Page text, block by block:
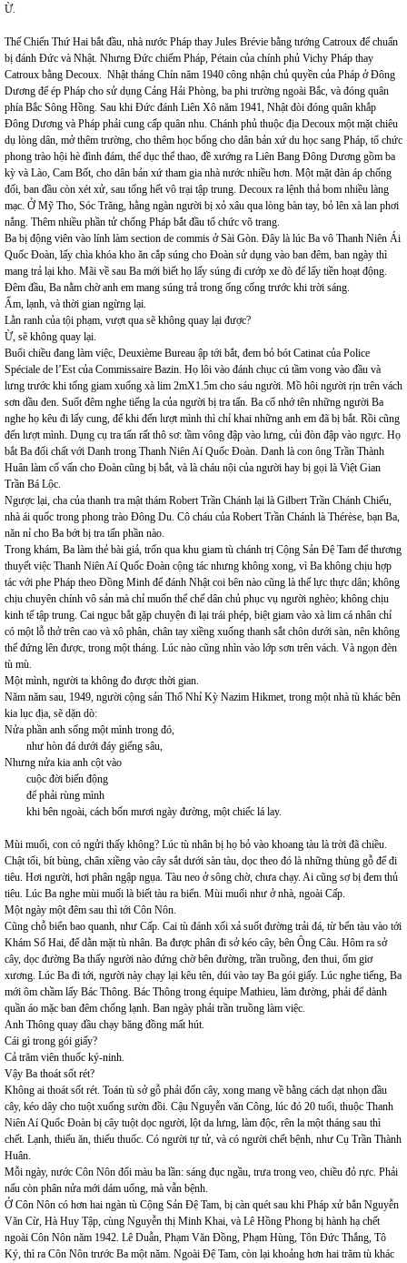
Ừ.
Thế Chiến Thứ Hai bắt đầu, nhà nước Pháp thay Jules Brévie bằng tướng Catroux để chuẩn
bị đánh Đức và Nhật. Nhưng Đức chiếm Pháp, Pétain của chính phủ Vichy Pháp thay
Catroux bằng Decoux. Nhật tháng Chín năm 1940 công nhận chủ quyền của Pháp ở Đông
Dương để ép Pháp cho sử dụng Cảng Hải Phòng, ba phi trường ngoài Bắc, và đóng quân
phía Bắc Sông Hồng. Sau khi Đức đánh Liên Xô năm 1941, Nhật đòi đóng quân khắp
Đông Dương và Pháp phải cung cấp quân nhu. Chánh phủ thuộc địa Decoux một mặt chiêu
dụ lòng dân, mở thêm trường, cho thêm học bổng cho dân bản xứ du học sang Pháp, tổ chức
phong trào hội hè đình đám, thể dục thể thao, đề xướng ra Liên Bang Đông Dương gồm ba
kỳ và Lào, Cam Bốt, cho dân bản xứ tham gia nhà nước nhiều hơn. Một mặt đàn áp chống
đối, ban đầu còn xét xử, sau tống hết vô trại tập trung. Decoux ra lệnh thả bom nhiều làng
mạc. Ở Mỹ Tho, Sóc Trăng, hằng ngàn người bị xỏ xâu qua lòng bàn tay, bỏ lên xà lan phơi
nắng. Thêm nhiều phần tử chống Pháp bắt đầu tổ chức võ trang.
Ba bị động viên vào lính làm section de commis ở Sài Gòn. Đây là lúc Ba vô Thanh Niên Ái
Quốc Đoàn, lấy chìa khóa kho ăn cắp súng cho Đoàn sử dụng vào ban đêm, ban ngày thì
mang trả lại kho. Mãi về sau Ba mới biết họ lấy súng đi cướp xe đò để lấy tiền hoạt động.
Đêm đầu, Ba nằm chờ anh em mang súng trả trong ống cống trước khi trời sáng.
Ẩm, lạnh, và thời gian ngừng lại.
Lằn ranh của tội phạm, vượt qua sẽ không quay lại được?
Ừ, sẽ không quay lại.
Buổi chiều đang làm việc, Deuxième Bureau ập tới bắt, đem bỏ bót Catinat của Police
Spéciale de l’Est của Commissaire Bazin. Họ lôi vào đánh chục cú tầm vong vào đầu và
lưng trước khi tống giam xuống xà lim 2mX1.5m cho sáu người. Mồ hôi người rịn trên vách
sơn dầu đen. Suốt đêm nghe tiếng la của người bị tra tấn. Ba cố nhớ tên những người Ba
nghe họ kêu đi lấy cung, để khi đến lượt mình thì chỉ khai những anh em đã bị bắt. Rồi cũng
đến lượt mình. Dụng cụ tra tấn rất thô sơ: tầm vông đập vào lưng, củi đòn đập vào ngực. Họ
bắt Ba đối chất với Danh trong Thanh Niên Aí Quốc Đoàn. Danh là con ông Trần Thành
Huân làm cố vấn cho Đoàn cũng bị bắt, và là cháu nội của người hay bị gọi là Việt Gian
Trần Bá Lộc.
Ngược lại, cha của thanh tra mật thám Robert Trần Chánh lại là Gilbert Trần Chánh Chiếu,
nhà ái quốc trong phong trào Đông Du. Cô cháu của Robert Trần Chánh là Thérèse, bạn Ba,
năn nỉ cho Ba bớt bị tra tấn phần nào.
Trong khám, Ba làm thẻ bài giả, trốn qua khu giam tù chánh trị Cộng Sản Đệ Tam để thương
thuyết việc Thanh Niên Aí Quốc Đoàn cộng tác nhưng không xong, vì Ba không chịu hợp
tác với phe Pháp theo Đồng Minh để đánh Nhật coi bên nào cũng là thế lực thực dân; không
chịu chuyên chính vô sản mà chỉ muốn thể chế dân chủ phục vụ người nghèo; không chịu
kinh tế tập trung. Cai ngục bắt gặp chuyện đi lại trái phép, biệt giam vào xà lim cá nhân chỉ
có một lỗ thở trên cao và xô phân, chân tay xiềng xuống thanh sắt chôn dưới sàn, nên không
thể đứng lên được, trong một tháng. Lúc nào cũng nhìn vào lớp sơn trên vách. Và ngọn đèn
tù mù.
Một mình, người ta không đo được thời gian.
Năm năm sau, 1949, người cộng sản Thổ Nhỉ Kỳ Nazim Hikmet, trong một nhà tù khác bên
kia lục địa, sẽ dặn dò:
Nửa phần anh sống một mình trong đó,
như hòn đá dưới đáy giếng sâu,
Nhưng nửa kia anh cột vào
cuộc đời biến động
để phải rùng mình
khi bên ngoài, cách bốn mươi ngày đường, một chiếc lá lay.
Mùi muối, con có ngửi thấy không? Lúc tù nhân bị họ bỏ vào khoang tàu là trời đã chiều.
Chật tối, bít bùng, chân xiềng vào cây sắt dưới sàn tàu, dọc theo đó là những thùng gỗ để đi
tiêu. Hơi người, hơi phân ngập ngụa. Tàu neo ở sông chờ, chưa chạy. Ai cũng sợ bị đem thủ
tiêu. Lúc Ba nghe mùi muối là biết tàu ra biển. Mùi muối như ở nhà, ngoài Cấp.
Một ngày một đêm sau thì tới Côn Nôn.
Cũng chỗ biển bao quanh, như Cấp. Cai tù đánh xối xả suốt đường trải đá, từ bến tàu vào tới
Khám Số Hai, để dằn mặt tù nhân. Ba được phân đi sở kéo cây, bên Ông Câu. Hôm ra sở
cây, dọc đường Ba thấy người nào đứng chờ bên đường, trần truồng, đen thui, ốm giơ
xương. Lúc Ba đi tới, người này chạy lại kêu tên, dúi vào tay Ba gói giấy. Lúc nghe tiếng, Ba
mới ôm chầm lấy Bác Thông. Bác Thông trong équipe Mathieu, làm đường, phải để dành
quần áo mặc ban đêm chống lạnh. Ban ngày phải trần truồng làm việc.
Anh Thông quay đầu chạy băng đồng mất hút.
Cái gì trong gói giấy?
Cả trăm viên thuốc ký-ninh.
Vậy Ba thoát sốt rét?
Không ai thoát sốt rét. Toán tù sở gỗ phải đốn cây, xong mang về bằng cách dạt nhọn đầu
cây, kéo dây cho tuột xuống sườn đồi. Cậu Nguyễn văn Công, lúc đó 20 tuổi, thuộc Thanh
Niên Aí Quốc Đoàn bị cây tuột dọc người, lột da lưng, làm độc, rên la một tháng sau thì
chết. Lạnh, thiếu ăn, thiếu thuốc. Có người tự tử, và có người chết bệnh, như Cụ Trần Thành
Huân.
Mỗi ngày, nước Côn Nôn đổi màu ba lần: sáng đục ngầu, trưa trong veo, chiều đỏ rực. Phải
nấu còn phân nửa mới dám uống, mà vẫn bệnh.
Ở Côn Nôn có hơn hai ngàn tù Cộng Sản Đệ Tam, bị càn quét sau khi Pháp xử bắn Nguyễn
Văn Cừ, Hà Huy Tập, cùng Nguyễn thị Minh Khai, và Lê Hồng Phong bị hành hạ chết
ngoài Côn Nôn năm 1942. Lê Duẫn, Phạm Văn Đồng, Phạm Hùng, Tôn Đức Thắng, Tô
Ký, thì ra Côn Nôn trước Ba một năm. Ngoài Đệ Tam, còn lại khoảng hơn hai trăm tù khác